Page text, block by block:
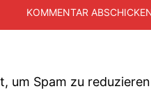
um Spam zu